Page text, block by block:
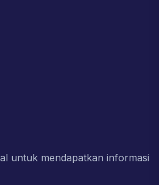
untuk mendapatkan informasi